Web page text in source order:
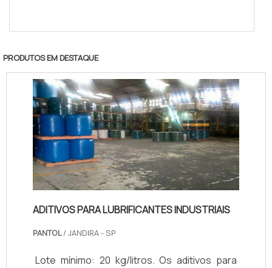
PRODUTOS EM DESTAQUE
ADITIVOS PARA LUBRIFICANTES INDUSTRIAIS
PANTOL/ JANDIRA - SP
Lote mínimo: 20 kg/litros. Os aditivos para